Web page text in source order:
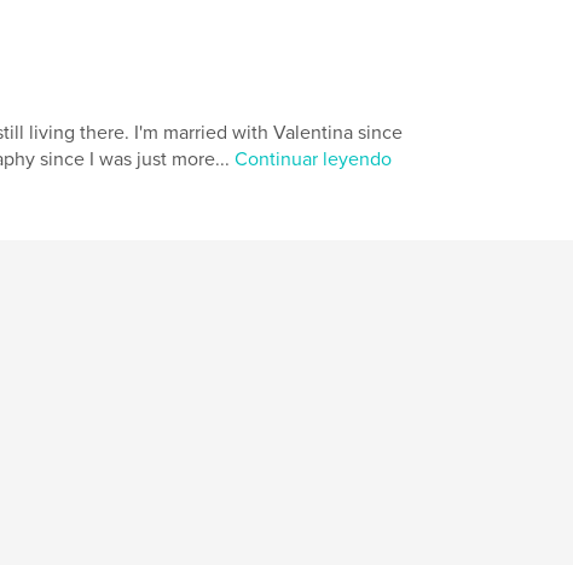
living there. I'm married with Valentina since
since I was just more... Continuar leyendo